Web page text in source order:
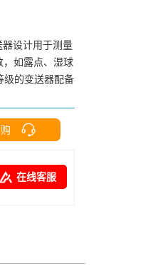
设计用于测量
，如露点、湿球
级的变送器配备
在线客服